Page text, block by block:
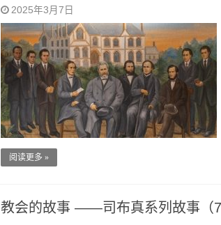
2025年3月7日
阅读更多 »
教会的故事 ——司布真系列故事（7